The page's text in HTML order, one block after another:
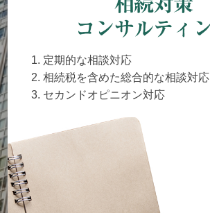
定期的な相談対応
相続税を含めた総合的な相談対応
セカンドオピニオン対応